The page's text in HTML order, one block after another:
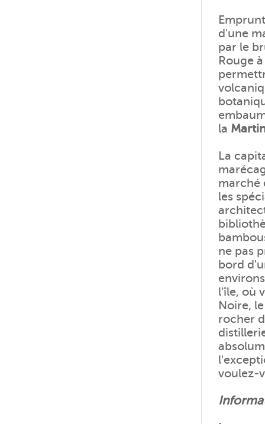
d'une
par le
Rouge
la
La
marché
les
ne pas
bord
l'île, où
Noire,
rocher
voulez-